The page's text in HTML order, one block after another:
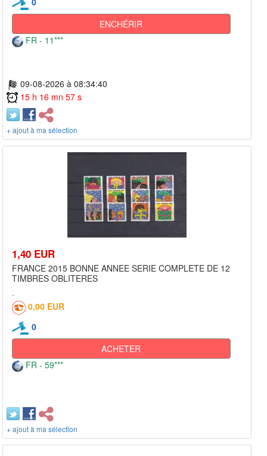
ENCHÉRIR
FR - 11***
09-08-2026 à 08:34:40
15 h 16 mn 57 s
+ ajout à ma sélection
1,40 EUR
FRANCE 2015 BONNE ANNEE SERIE COMPLETE DE 12
TIMBRES OBLITERES
0,00 EUR
0
ACHETER
FR - 59***
+ ajout à ma sélection